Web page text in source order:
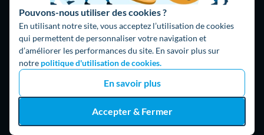
Pouvons-nous utiliser des cookies ?
En utilisant notre site, vous acceptez l’utilisation de cookies
qui permettent de personnaliser votre navigation et
d’améliorer les performances du site. En savoir plus sur
notre politique d'utilisation de cookies.
En savoir plus
Accepter & Fermer
Fait avec ⚡ par Hello Watt
Méthodologie et fonctionnement du comparateur
Traitement des avis